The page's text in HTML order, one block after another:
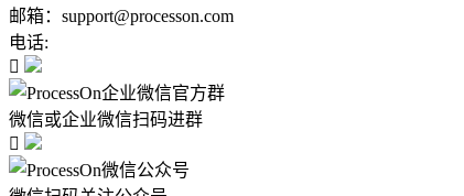
邮箱：support@processon.com
电话:

微信或企业微信扫码进群
